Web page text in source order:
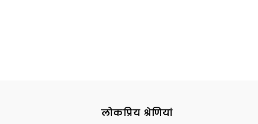
लोकप्रिय श्रेणियां